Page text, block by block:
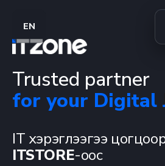
EN
Trusted partner
for your Digital
IT хэрэглээгээ
ITSTORE-оос